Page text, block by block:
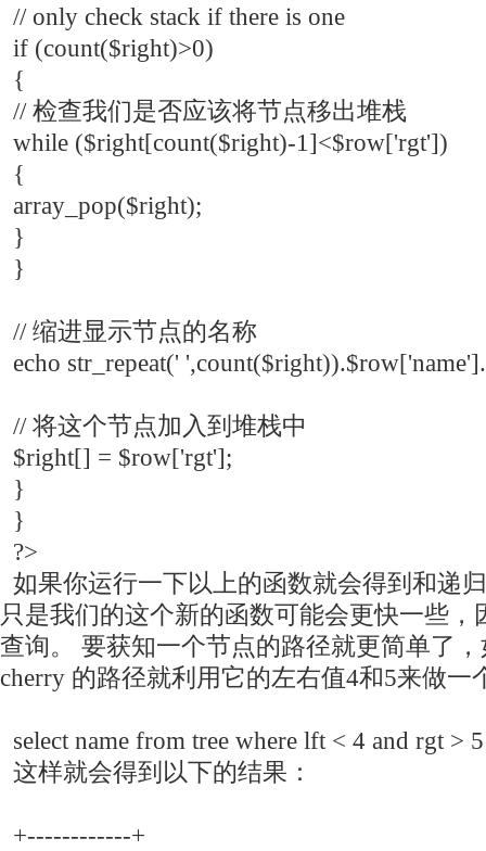
// only check stack if there is one
if (count($right)>0)
{
// 检查我们是否应该将节点移出堆栈
while ($right[count($right)-1]<$row['rgt'])
{
array_pop($right);
}
}
// 缩进显示节点的名称
echo str_repeat('
// 将这个节点加入到堆栈中
$right[] = $row['rgt'];
}
}
?>
如果你运行一下以上的函数就会得到和递
只是我们的这个新的函数可能会更快一些，
查询。 要获知一个节点的路径就更简单了
cherry 的路径就利用它的左右值4和5来做一
select name from tree where lft < 4 and rgt >
这样就会得到以下的结果：
+------------+